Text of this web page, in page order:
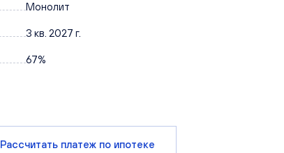
Монолит
3 кв. 2027 г.
67%
Рассчитать платеж по ипотеке